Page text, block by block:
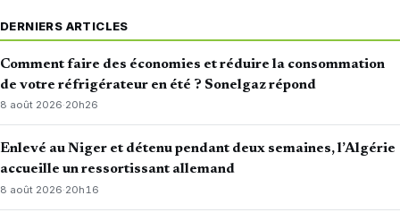
DERNIERS ARTICLES
Comment faire des économies et réduire la consommation
de votre réfrigérateur en été ? Sonelgaz répond
8 août 2026·20h26
Enlevé au Niger et détenu pendant deux semaines, l’Algérie
accueille un ressortissant allemand
8 août 2026·20h16